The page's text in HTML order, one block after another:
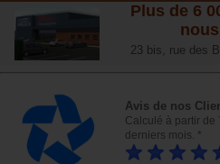
Plus de 6
23 bis, rue des
Avis de nos
Calculé à partir de
derniers mois. *